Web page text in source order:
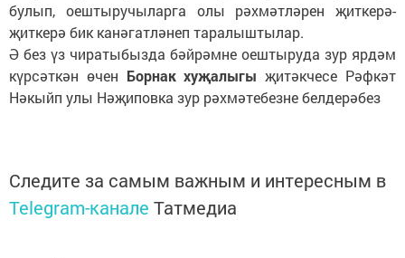
булып, оештыручыларга олы рәхмәтләрен җиткерә-
җиткерә бик канәгатләнеп таралыштылар.
Ә без үз чиратыбызда бәйрәмне оештыруда зур ярдәм
күрсәткән өчен Борнак хуҗалыгы җитәкчесе Рәфкәт
Нәкыйп улы Нәҗиповка зур рәхмәтебезне белдерәбез
Следите за самым важным и интересным в
Telegram-канале Татмедиа